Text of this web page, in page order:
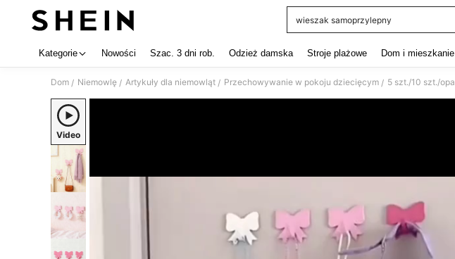
wieszak samoprzylepny
Kategorie Nowości Szac. 3 dni rob. Odzież damska Stroje plażowe Dom i mieszkanie
Dom / Niemowlę / Artykuły dla niemowląt / Przechowywanie w pokoju dziecięcym /
Video